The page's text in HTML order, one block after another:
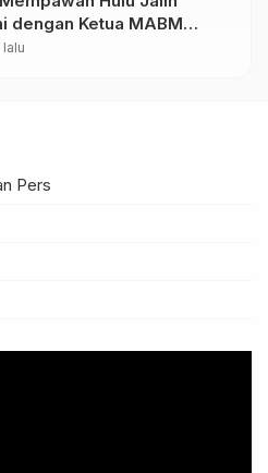
dengan Ketua MABM
Mempawah Hulu
Pers